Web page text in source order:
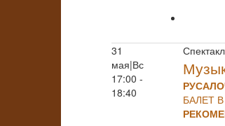
31
мая|Вс
17:00 -
18:40
БАЛЕТ